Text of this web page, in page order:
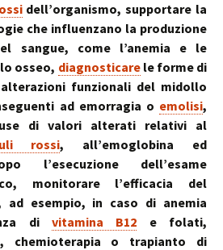
dell’organismo, supportare la
che influenzano la produzione
sangue, come l’anemia e le
osseo, diagnosticarele forme di
funzionali del midollo
ad emorragia o emolisi,
di valori alterati relativi al
rossi, all’emoglobina ed
l’esecuzione dell’esame
monitorare l’efficacia del
ad esempio, in caso di anemia
di vitamina B12 e folati,
chemioterapia o trapianto di